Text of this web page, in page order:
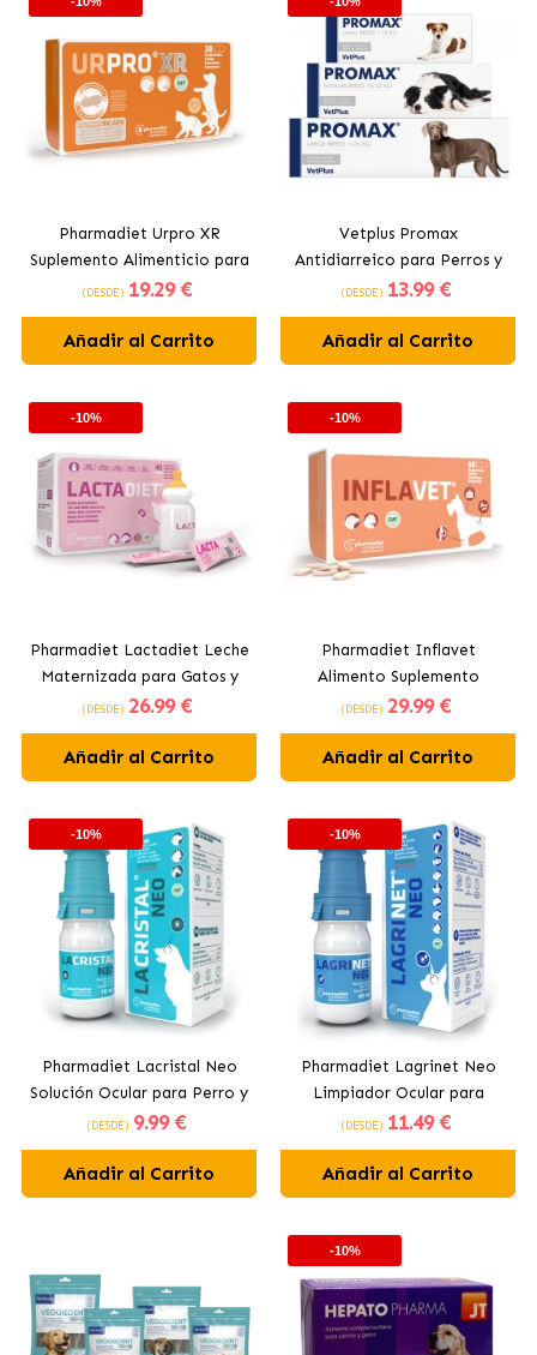
Pharmadiet Urpro XR
Suplemento Alimenticio para
Perros y Gatos con
(DESDE) 19.29 €
Añadir al Carrito
Vetplus Promax
Antidiarreico para Perros y
Gatos
(DESDE) 13.99 €
Añadir al Carrito
-10%
Pharmadiet Lactadiet Leche
Maternizada para Gatos y
Hurones
(DESDE) 26.99 €
Añadir al Carrito
-10%
Pharmadiet Inflavet
Alimento Suplemento
Antiinflamatorio para Perros
(DESDE) 29.99 €
Añadir al Carrito
-10%
Pharmadiet Lacristal Neo
Solución Ocular para Perro y
Gato
(DESDE) 9.99 €
Añadir al Carrito
-10%
Pharmadiet Lagrinet Neo
Limpiador Ocular para
Perros y Gatos
(DESDE) 11.49 €
Añadir al Carrito
-10%